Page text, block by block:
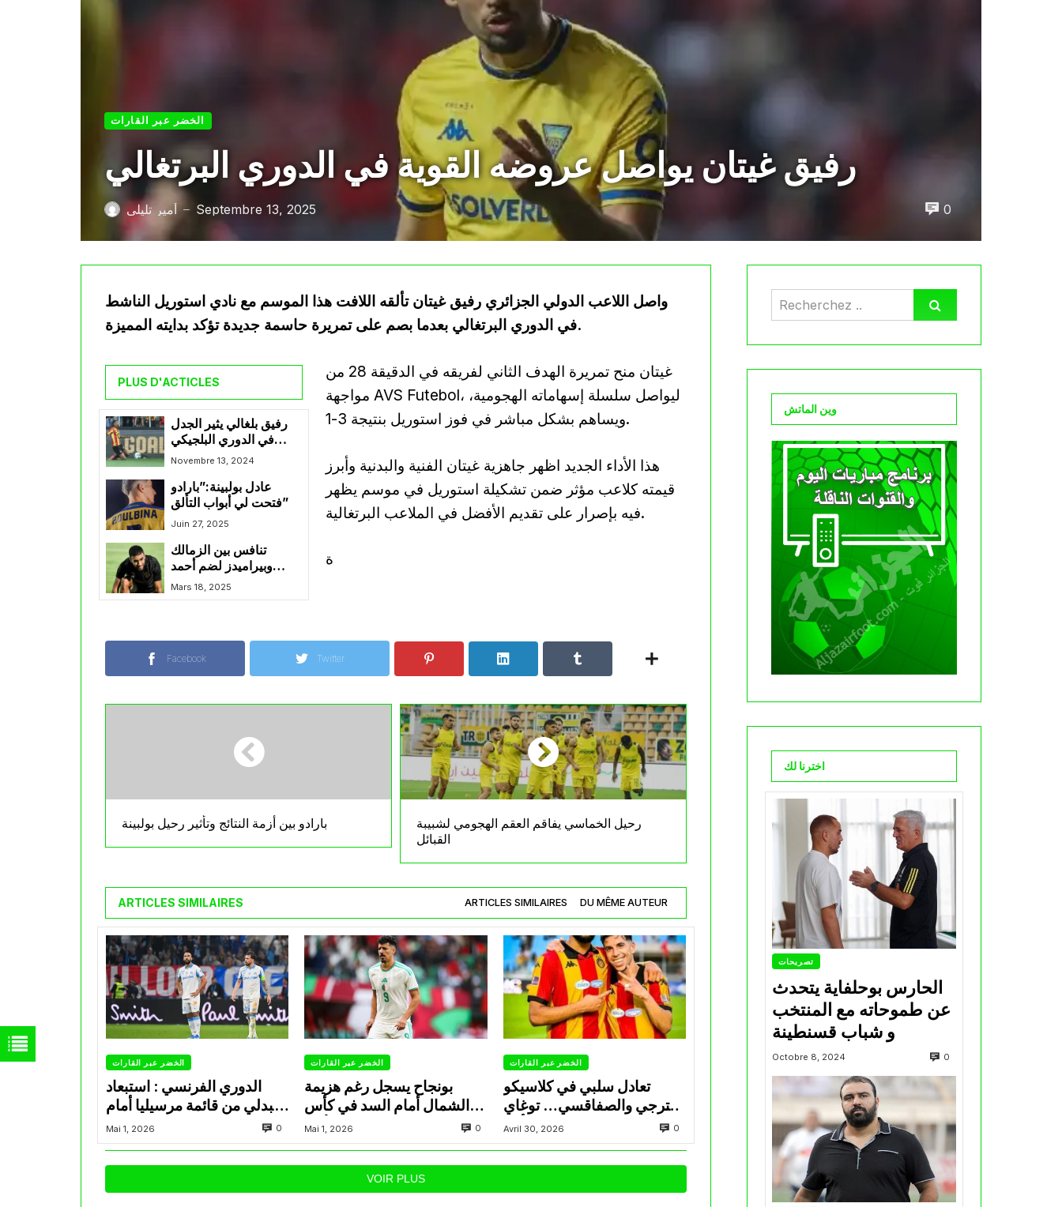
الخضر عبر القارات
رفيق غيتان يواصل عروضه القوية في الدوري البرتغالي
أمير تليلي — Septembre 13, 2025 0
واصل اللاعب الدولي الجزائري رفيق غيتان تألقه اللافت هذا الموسم مع نادي استوريل الناشط
في الدوري البرتغالي بعدما بصم على تمريرة حاسمة جديدة تؤكد بدايته المميزة.
PLUS D'ACTICLES
رفيق بلغالي يثير الجدل
في الدوري البلجيكي
برفضه اللعب على
Novembre 13, 2024
عادل بولبينة:”بارادو
فتحت لي أبواب التألق”
Juin 27, 2025
تنافس بين الزمالك
وبيراميدز لضم أحمد
قندوسي في الميركاتو
الصيفي المقبل
Mars 18, 2025
غيتان منح تمريرة الهدف الثاني لفريقه في الدقيقة 28 من
مواجهة AVS Futebol، ليواصل سلسلة إسهاماته الهجومية،
ويساهم بشكل مباشر في فوز استوريل بنتيجة 3-1.
هذا الأداء الجديد اظهر جاهزية غيتان الفنية والبدنية وأبرز
قيمته كلاعب مؤثر ضمن تشكيلة استوريل في موسم يظهر
فيه بإصرار على تقديم الأفضل في الملاعب البرتغالية.
ة
Facebook Twitter
بارادو بين أزمة النتائج وتأثير رحيل بولبينة
رحيل الخماسي يفاقم العقم الهجومي لشبيبة
القبائل
ARTICLES SIMILAIRES ARTICLES SIMILAIRES DU MÊME AUTEUR
الخضر عبر القارات
الدوري الفرنسي : استبعاد
عبدلي من قائمة مرسيليا أمام
نانت
Mai 1, 2026 0
الخضر عبر القارات
بونجاح يسجل رغم هزيمة
الشمال أمام السد في كأس
الأمير
Mai 1, 2026 0
الخضر عبر القارات
تعادل سلبي في كلاسيكو
الترجي والصفاقسي… توغاي
يهدر ركلة جزاء وبوعالية يتألق
Avril 30, 2026 0
VOIR PLUS
وين الماتش
اخترنا لك
تصريحات
الحارس بوحلفاية يتحدث
عن طموحاته مع المنتخب
و شباب قسنطينة
Octobre 8, 2024 0